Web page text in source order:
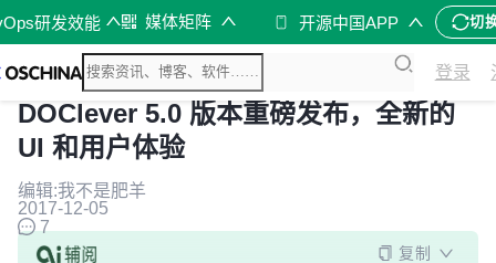
研发效能 媒体矩阵 开源中国APP 切
登录
DOClever 5.0 版本重磅发布，全新的
UI 和用户体验
编辑:我不是肥羊
2017-12-05
7
复制